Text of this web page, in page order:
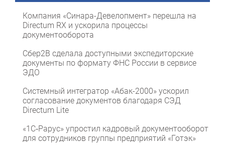
Компания «Синара-Девелопмент» перешла на
Directum RX и ускорила процессы
документооборота
Сбер2B сделала доступными экспедиторские
документы по формату ФНС России в сервисе
ЭДО
Системный интегратор «Абак-2000» ускорил
согласование документов благодаря СЭД
Directum Lite
«1С‑Рарус» упростил кадровый документооборот
для сотрудников группы предприятий «Готэк»